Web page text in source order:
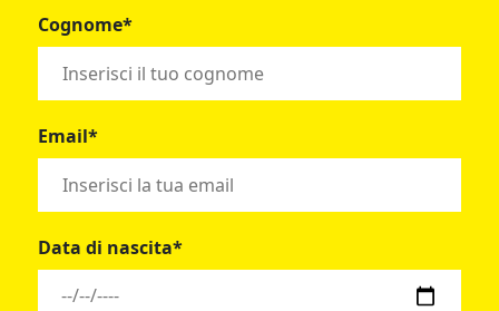
Cognome*
Email*
Data di nascita*